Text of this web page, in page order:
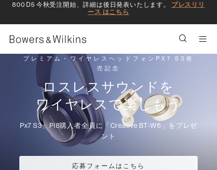
800 D5 今秋受注開始、詳細は後日発表いたします。 プレスリリ
ース はこちら
プレミアム・ワイヤレスヘッドフォンPX7 S3発
売記念
ロスレスサウンドを
ワイヤレスで楽しもう
Px7 S3、Pi8購入者全員に「Creative BT-W6」をプレゼ
ント
応募フォームはこちら